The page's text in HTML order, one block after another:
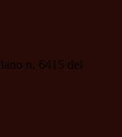
n. 6415 del